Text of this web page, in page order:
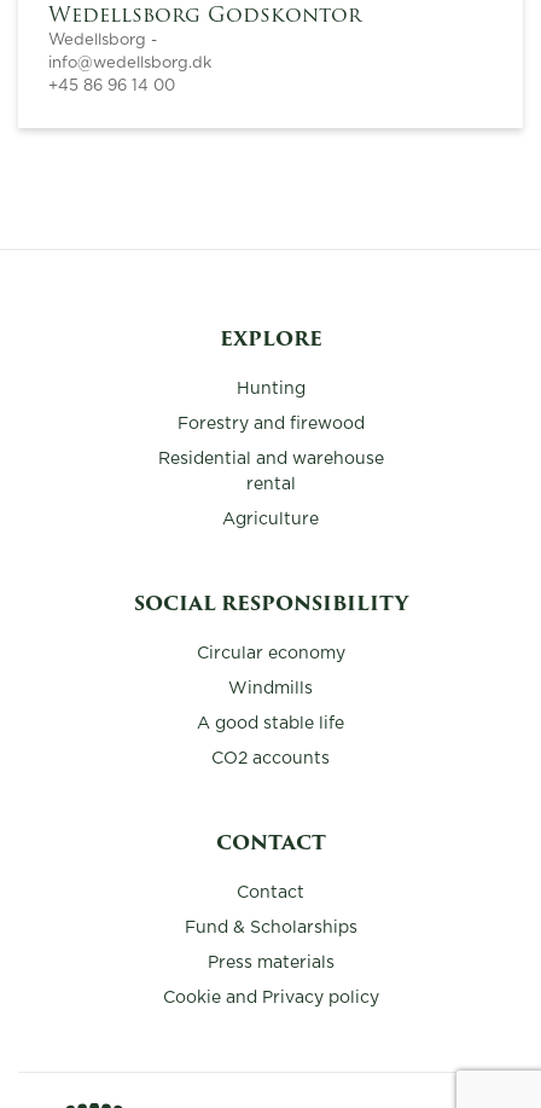
Wedellsborg Godskontor
Wedellsborg -
info@wedellsborg.dk
+45 86 96 14 00
EXPLORE
Hunting
Forestry and firewood
Residential and warehouse
rental
Agriculture
SOCIAL RESPONSIBILITY
Circular economy
Windmills
A good stable life
CO2 accounts
CONTACT
Contact
Fund & Scholarships
Press materials
Cookie and Privacy policy